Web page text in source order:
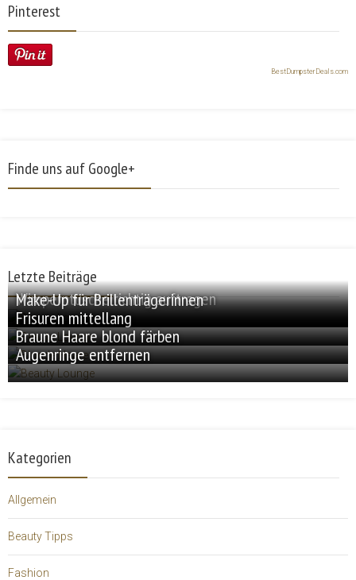
Pinterest
BestDumpsterDeals.com
Finde uns auf Google+
Letzte Beiträge
Wimperntusche richtig auftragen
Make-Up für Brillenträgerinnen
Frisuren mittellang
Braune Haare blond färben
Augenringe entfernen
Kategorien
Allgemein
Beauty Tipps
Fashion